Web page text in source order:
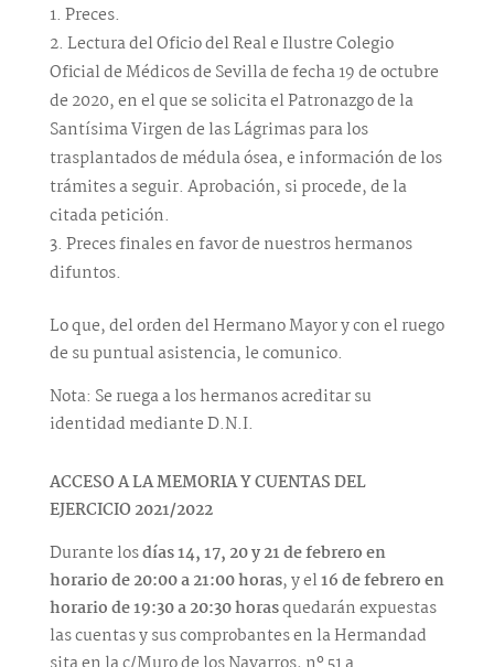
Preces.
Lectura del Oficio del Real e Ilustre Colegio
Oficial de Médicos de Sevilla de fecha 19 de octubre
de 2020, en el que se solicita el Patronazgo de la
Santísima Virgen de las Lágrimas para los
trasplantados de médula ósea, e información de los
trámites a seguir. Aprobación, si procede, de la
citada petición.
Preces finales en favor de nuestros hermanos
difuntos.
Lo que, del orden del Hermano Mayor y con el ruego
de su puntual asistencia, le comunico.
Nota: Se ruega a los hermanos acreditar su
identidad mediante D.N.I.
ACCESO A LA MEMORIA Y CUENTAS DEL
EJERCICIO 2021/2022
Durante losdías 14, 17, 20 y 21 de febrero en
horario de 20:00 a 21:00 horas, y el16 de febrero en
horario de 19:30 a 20:30 horasquedarán expuestas
las cuentas y sus comprobantes en la Hermandad